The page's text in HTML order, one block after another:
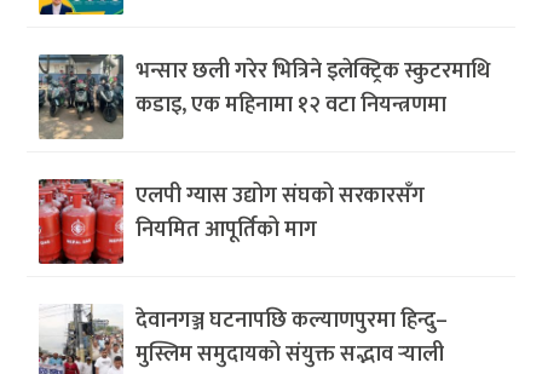
भन्सार छली गरेर भित्रिने इलेक्ट्रिक स्कुटरमाथि
कडाइ, एक महिनामा १२ वटा नियन्त्रणमा
एलपी ग्यास उद्योग संघको सरकारसँग
नियमित आपूर्तिको माग
देवानगञ्ज घटनापछि कल्याणपुरमा हिन्दु–
मुस्लिम समुदायको संयुक्त सद्भाव र्‍याली